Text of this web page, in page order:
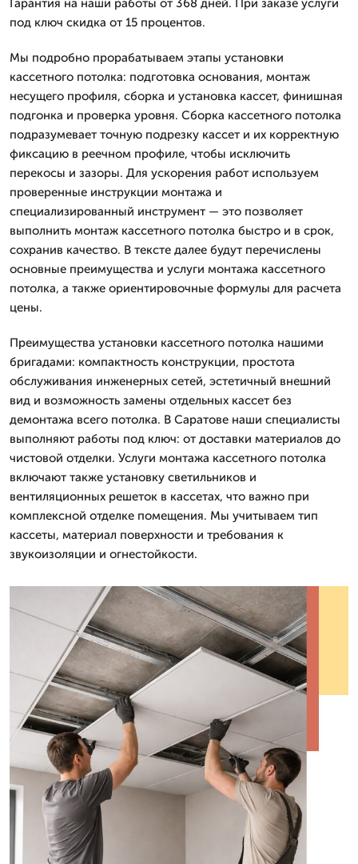
Гарантия на наши работы от 368 дней. При заказе услуги
под ключ скидка от 15 процентов.
Мы подробно прорабатываем этапы установки
кассетного потолка: подготовка основания, монтаж
несущего профиля, сборка и установка кассет, финишная
подгонка и проверка уровня. Сборка кассетного потолка
подразумевает точную подрезку кассет и их корректную
фиксацию в реечном профиле, чтобы исключить
перекосы и зазоры. Для ускорения работ используем
проверенные инструкции монтажа и
специализированный инструмент — это позволяет
выполнить монтаж кассетного потолка быстро и в срок,
сохранив качество. В тексте далее будут перечислены
основные преимущества и услуги монтажа кассетного
потолка, а также ориентировочные формулы для расчета
цены.
Преимущества установки кассетного потолка нашими
бригадами: компактность конструкции, простота
обслуживания инженерных сетей, эстетичный внешний
вид и возможность замены отдельных кассет без
демонтажа всего потолка. В Саратове наши специалисты
выполняют работы под ключ: от доставки материалов до
чистовой отделки. Услуги монтажа кассетного потолка
включают также установку светильников и
вентиляционных решеток в кассетах, что важно при
комплексной отделке помещения. Мы учитываем тип
кассеты, материал поверхности и требования к
звукоизоляции и огнестойкости.